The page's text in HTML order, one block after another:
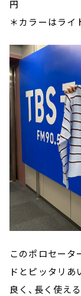
円
＊カラーはライ
このポロセータ
ドとピッタリあ
良く、長く使え